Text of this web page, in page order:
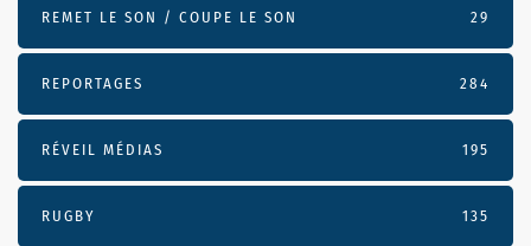
REMET LE SON / COUPE LE SON 29
REPORTAGES 284
RÉVEIL MÉDIAS 195
RUGBY 135